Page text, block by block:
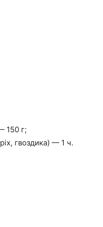
150 г;
гвоздика) — 1 ч.